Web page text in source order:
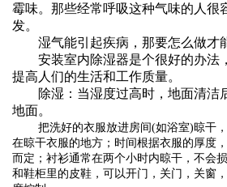
霉味。那些经常呼吸这种气味的人很
发。
湿气能引起疾病，那要怎么做才
安装室内除湿器是个很好的办法
提高人们的生活和工作质量。
除湿：当湿度过高时，地面清洁
地面。
把洗好的衣服放进房间(如浴室)晾干
在晾干衣服的地方；时间根据衣服的厚度
而定；衬衫通常在两个小时内晾干，不会
和鞋柜里的皮鞋，可以开门，关门，关窗